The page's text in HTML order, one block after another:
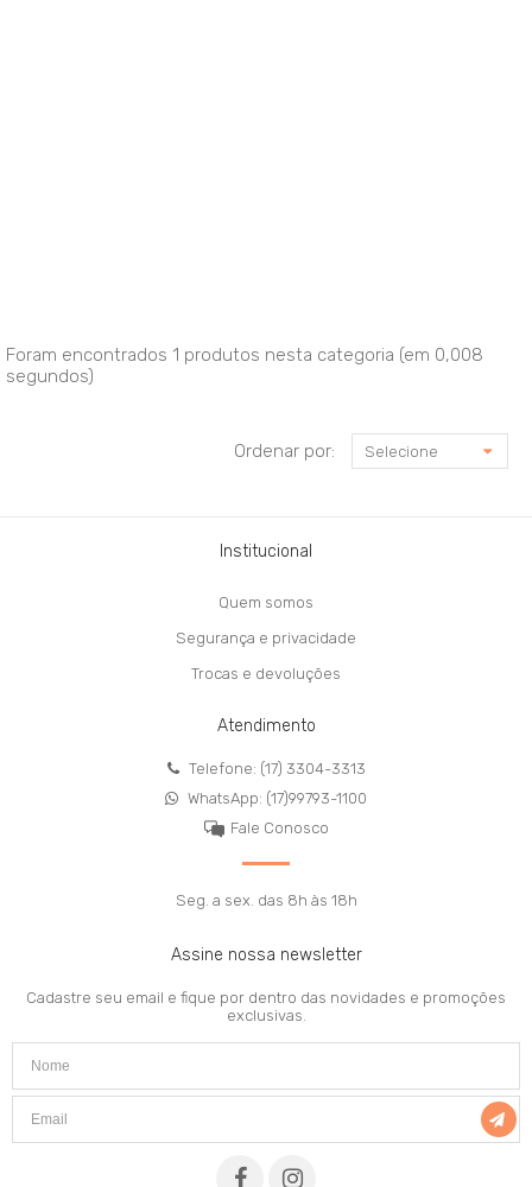
Foram encontrados 1 produtos nesta categoria (em 0,008
segundos)
Ordenar por: Selecione
Institucional
Quem somos
Segurança e privacidade
Trocas e devoluções
Atendimento
Telefone: (17) 3304-3313
WhatsApp: (17)99793-1100
Fale Conosco
Seg. a sex. das 8h às 18h
Assine nossa newsletter
Cadastre seu email e fique por dentro das novidades e promoções
exclusivas.